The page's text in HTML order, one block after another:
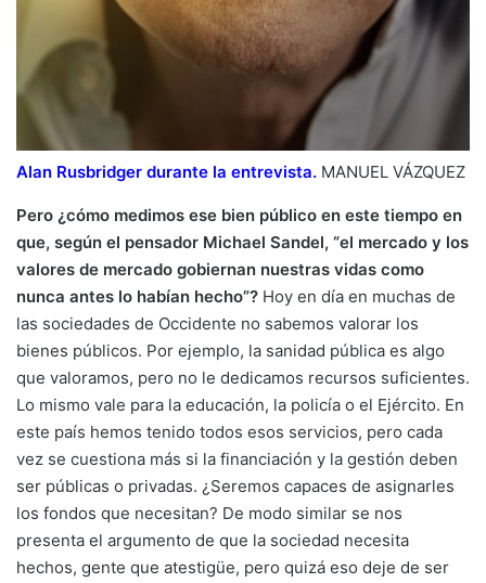
Alan Rusbridger durante la entrevista. MANUEL VÁZQUEZ
Pero ¿cómo medimos ese bien público en este tiempo en
que, según el pensador Michael Sandel, “el mercado y los
valores de mercado gobiernan nuestras vidas como
nunca antes lo habían hecho”? Hoy en día en muchas de
las sociedades de Occidente no sabemos valorar los
bienes públicos. Por ejemplo, la sanidad pública es algo
que valoramos, pero no le dedicamos recursos suficientes.
Lo mismo vale para la educación, la policía o el Ejército. En
este país hemos tenido todos esos servicios, pero cada
vez se cuestiona más si la financiación y la gestión deben
ser públicas o privadas. ¿Seremos capaces de asignarles
los fondos que necesitan? De modo similar se nos
presenta el argumento de que la sociedad necesita
hechos, gente que atestigüe, pero quizá eso deje de ser